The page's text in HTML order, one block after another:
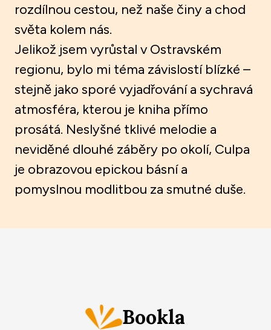
rozdílnou cestou, než naše činy a chod
světa kolem nás.
Jelikož jsem vyrůstal v Ostravském
regionu, bylo mi téma závislostí blízké –
stejně jako sporé vyjadřování a sychravá
atmosféra, kterou je kniha přímo
prosátá. Neslyšné tklivé melodie a
neviděné dlouhé záběry po okolí, Culpa
je obrazovou epickou básní a
pomyslnou modlitbou za smutné duše.
Bookla